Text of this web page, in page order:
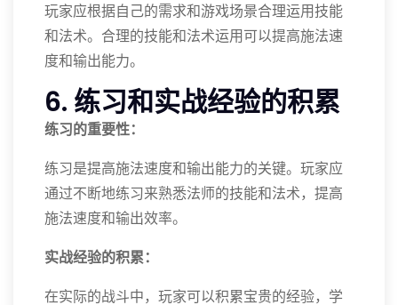
玩家应根据自己的需求和游戏场景合理运用技能
和法术。合理的技能和法术运用可以提高施法速
度和输出能力。
6. 练习和实战经验的积累
练习的重要性：
练习是提高施法速度和输出能力的关键。玩家应
通过不断地练习来熟悉法师的技能和法术，提高
施法速度和输出效率。
实战经验的积累：
在实际的战斗中，玩家可以积累宝贵的经验，学